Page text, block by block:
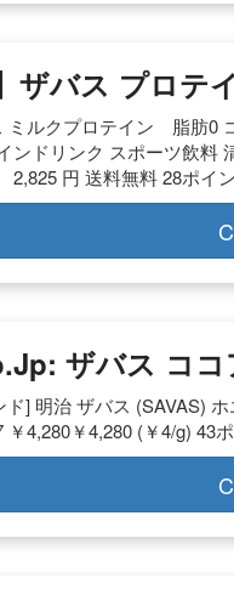
ザバス プロテ
ミルクプロテイン 脂肪0
ンドリンク スポーツ飲料
2,825 円 送料無料 28ポイ
ザバス ココ
] 明治 ザバス (SAVAS)
￥4,280￥4,280 (￥4/g) 43